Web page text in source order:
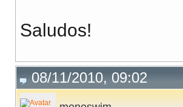
Saludos!
08/11/2010, 09:02